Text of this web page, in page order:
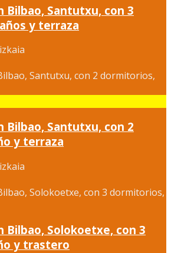
Bilbao, Santutxu, con 3
y terraza
Bilbao, Santutxu, con 2
y terraza
Bilbao, Solokoetxe, con 3
y trastero